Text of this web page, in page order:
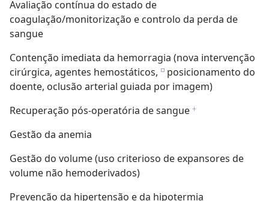
Avaliação contínua do estado de
coagulação/monitorização e controlo da perda de
sangue
Contenção imediata da hemorragia (nova intervenção
cirúrgica, agentes hemostáticos, e posicionamento do
doente, oclusão arterial guiada por imagem)
Recuperação pós-operatória de sanguef
Gestão da anemia
Gestão do volume (uso criterioso de expansores de
volume não hemoderivados)
Prevenção da hipertensão e da hipotermia